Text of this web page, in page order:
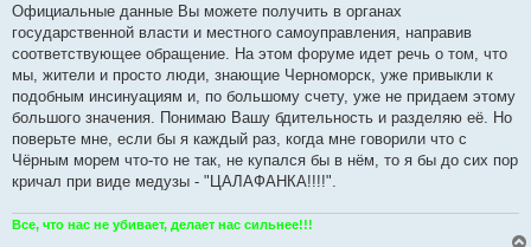
Официальные данные Вы можете получить в органах
государственной власти и местного самоуправления, направив
соответствующее обращение. На этом форуме идет речь о том, что
мы, жители и просто люди, знающие Черноморск, уже привыкли к
подобным инсинуациям и, по большому счету, уже не придаем этому
большого значения. Понимаю Вашу бдительность и разделяю её. Но
поверьте мне, если бы я каждый раз, когда мне говорили что с
Чёрным морем что-то не так, не купался бы в нём, то я бы до сих пор
кричал при виде медузы - "ЦАЛАФАНКА!!!!".
Все, что нас не убивает, делает нас сильнее!!!